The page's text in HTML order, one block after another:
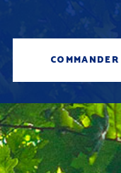
COMMANDER